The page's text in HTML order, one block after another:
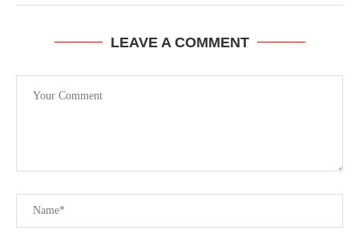
LEAVE A COMMENT